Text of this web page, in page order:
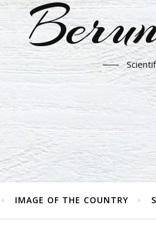
IMAGE OF THE COUNTRY